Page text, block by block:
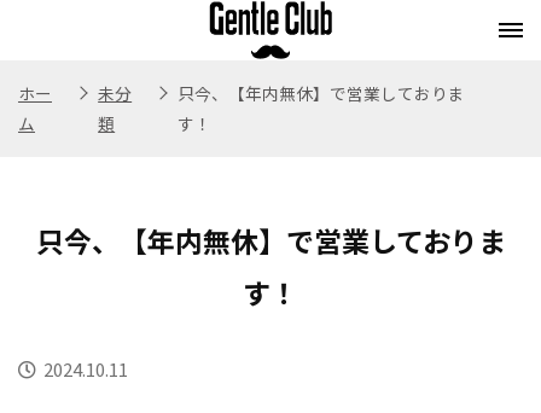
Whitening Eyebrow Staff Blog
Webストア
ホー
ム
未分
類
只今、【年内無休】で営業しておりま
す！
只今、【年内無休】で営業しておりま
す！
2024.10.11